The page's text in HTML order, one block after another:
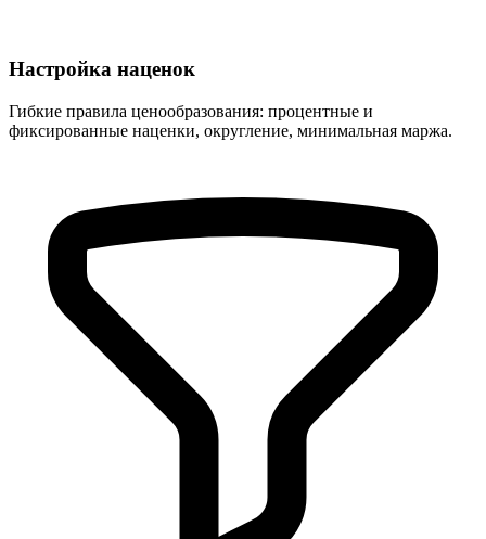
Настройка наценок
Гибкие правила ценообразования: процентные и
фиксированные наценки, округление, минимальная маржа.